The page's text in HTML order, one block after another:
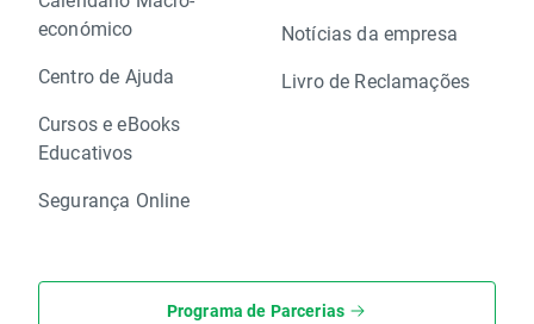
económico
Centro de Ajuda
Cursos e eBooks
Educativos
Segurança Online
Notícias da empresa
Livro de Reclamações
Programa de Parcerias